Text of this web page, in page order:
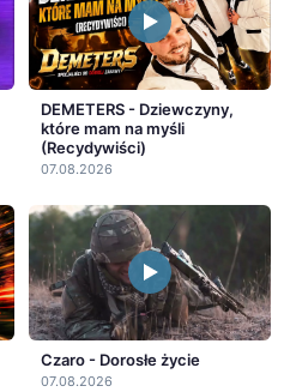
DEMETERS - Dziewczyny,
które mam na myśli
(Recydywiści)
07.08.2026
Czaro - Dorosłe życie
07.08.2026